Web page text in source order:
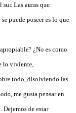
sur. Las auras que
puede poseer es lo que
¿No es como
lo viviente,
todo, disolviendo las
me gusta pensar en
de estar